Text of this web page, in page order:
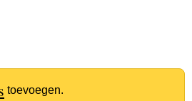
toevoegen.